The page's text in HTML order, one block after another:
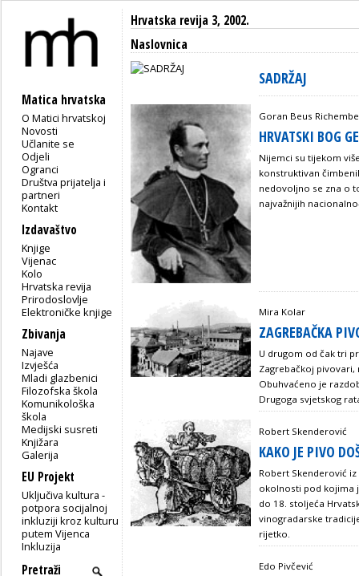
Matica hrvatska
O Matici hrvatskoj
Novosti
Učlanite se
Odjeli
Ogranci
Društva prijatelja i
partneri
Kontakt
Izdavaštvo
Knjige
Vijenac
Kolo
Hrvatska revija
Prirodoslovlje
Elektroničke knjige
Zbivanja
Najave
Izvješća
Mladi glazbenici
Filozofska škola
Komunikološka
škola
Medijski susreti
Knjižara
Galerija
EU Projekt
Uključiva kultura -
potpora socijalnoj
inkluziji kroz kulturu
putem Vijenca
Inkluzija
Hrvatska revija 3, 2002.
Naslovnica
SADRŽAJ
Goran Beus
HRVATSKI BOG
Nijemci su tijekom
konstruktivan
nedovoljno se zna o
najvažnijih
Mira Kolar
ZAGREBAČKA
U drugom od čak tri
Zagrebačkoj
Obuhvaćeno je
Drugoga svjetskog
Robert Skenderović
KAKO JE PIVO
Robert Skenderović
okolnosti pod kojima
do 18. stoljeća
vinogradarske
rijetko.
Edo Pivčević